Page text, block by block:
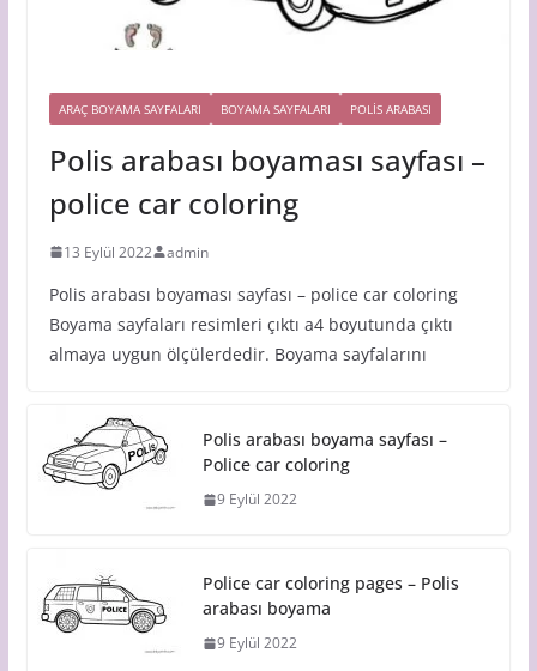
ARAÇ BOYAMA SAYFALARI BOYAMA SAYFALARI POLIS ARABASI
Polis arabası boyaması sayfası –
police car coloring
13 Eylül 2022 admin
Polis arabası boyaması sayfası – police car coloring
Boyama sayfaları resimleri çıktı a4 boyutunda çıktı
almaya uygun ölçülerdedir. Boyama sayfalarını
Polis arabası boyama sayfası –
Police car coloring
9 Eylül 2022
Police car coloring pages – Polis
arabası boyama
9 Eylül 2022